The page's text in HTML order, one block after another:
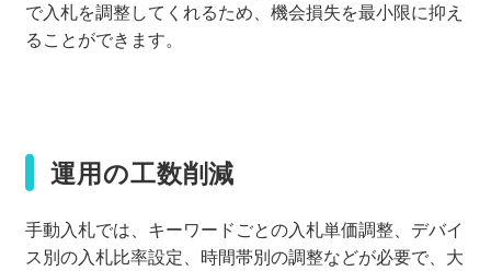
で入札を調整してくれるため、機会損失を最小限に抑え
ることができます。
運用の工数削減
手動入札では、キーワードごとの入札単価調整、デバイ
ス別の入札比率設定、時間帯別の調整などが必要で、大